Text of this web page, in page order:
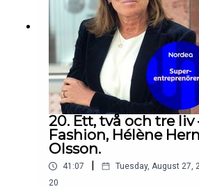
20. Ett, två och tre liv
Fashion, Hélène
Olsson.
41:07 | Tuesday, August 27,
20